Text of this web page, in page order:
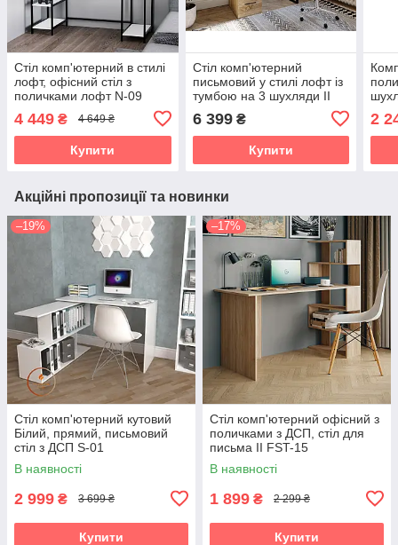
Стіл комп'ютерний в стилі
лофт, офісний стіл з
поличками лофт N-09
4 449 ₴ 4 649 ₴
Купити
Стіл комп'ютерний
письмовий у стилі лофт із
тумбою на 3 шухляди II
6 399₴
Купити
2
Акційні пропозиції та новинки
–19%
Стіл комп'ютерний кутовий
Білий, прямий, письмовий
стіл з ДСП S-01
В наявності
2 999 ₴ 3 699 ₴
Купити
–17%
Стіл комп'ютерний офісний з
поличками з ДСП, стіл для
письма II FST-15
В наявності
1 899 ₴ 2 299 ₴
Купити